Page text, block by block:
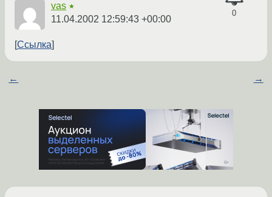
0
vas ★
11.04.2002 12:59:43 +00:00
Ссылка
← →